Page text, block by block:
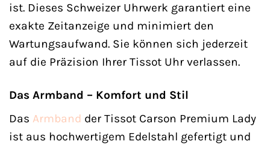
ist. Dieses Schweizer Uhrwerk garantiert eine
exakte Zeitanzeige und minimiert den
Wartungsaufwand. Sie können sich jederzeit
auf die Präzision Ihrer Tissot Uhr verlassen.
Das Armband – Komfort und Stil
Das Armband der Tissot Carson Premium Lady
ist aus hochwertigem Edelstahl gefertigt und